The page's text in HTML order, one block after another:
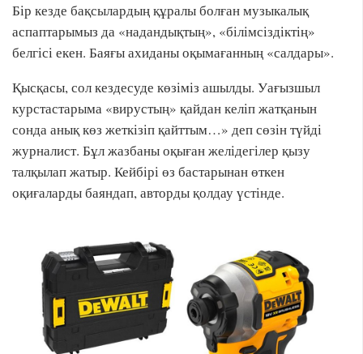
Бір кезде бақсылардың құралы болған музыкалық
аспаптарымыз да «надандықтың», «білімсіздіктің»
белгісі екен. Баяғы ахиданы оқымағанның «салдары».
Қысқасы, сол кездесуде көзіміз ашылды. Уағызшыл
курстастарыма «вирустың» қайдан келіп жатқанын
сонда анық көз жеткізіп қайттым…» деп сөзін түйді
журналист. Бұл жазбаны оқыған желідегілер қызу
талқылап жатыр. Кейбірі өз бастарынан өткен
оқиғаларды баяндап, авторды қолдау үстінде.